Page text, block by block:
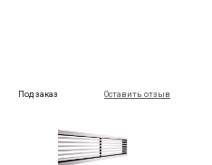
Под заказ Оставить отзыв